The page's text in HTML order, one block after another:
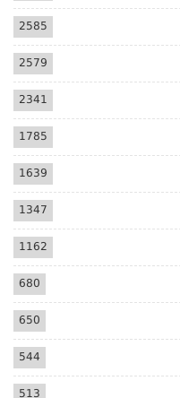
2585
2579
2341
1785
1639
1347
1162
680
650
544
513